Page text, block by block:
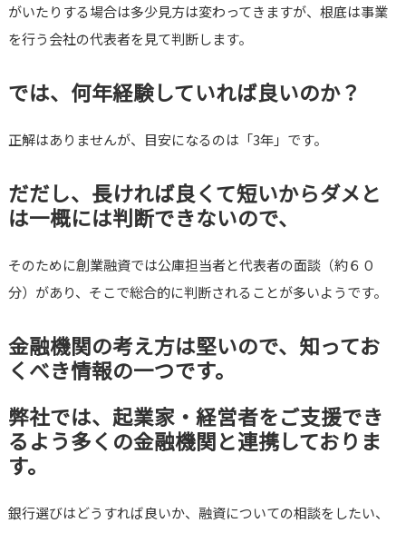
がいたりする場合は多少見方は変わってきますが、根底は事業
を行う会社の代表者を見て判断します。
では、何年経験していれば良いのか？
正解はありませんが、目安になるのは「3年」です。
だだし、長ければ良くて短いからダメと
は一概には判断できないので、
そのために創業融資では公庫担当者と代表者の面談（約６０
分）があり、そこで総合的に判断されることが多いようです。
金融機関の考え方は堅いので、知ってお
くべき情報の一つです。
弊社では、起業家・経営者をご支援でき
るよう多くの金融機関と連携しておりま
す。
銀行選びはどうすれば良いか、融資についての相談をしたい、